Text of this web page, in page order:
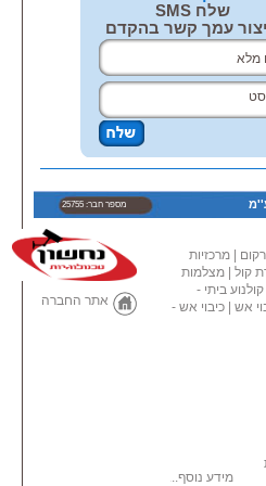
שלח SMS
עמך קשר בהקדם
מספר חבר: 25755
מרכזיות
קול| מצלמות
קולנוע ביתי -
אש| כיבוי אש -
מידע נוסף...
אתר החברה